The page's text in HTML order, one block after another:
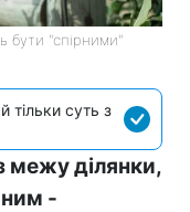
бути "спірними"
тільки суть з
межу ділянки,
ним -